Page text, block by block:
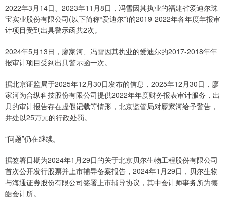
2022年3月14日、2023年11月8日，冯雪因其执业的福建省爱迪尔珠
宝实业股份有限公司(以下简称“爱迪尔”)的2019-2022年各年度年报审
计项目受到出具警示函共2次。
2024年5月13日，廖家河、冯雪因其执业的爱迪尔的2017-2018年年
报审计项目受到出具警示函一次。
据北京证监局于2025年12月30日发布的信息，2025年12月30日，廖
家河为合纵科技股份有限公司提供2022年年度财务报表审计服务，出
具的审计报告存在虚假记载等情形，北京监管局对廖家河给予警告，
并处以25万元的行政处罚。
“问题”仍在继续。
据签署日期为2024年1月29日的关于北京贝尔生物工程股份有限公司
首次公开发行股票并上市辅导备案报告，2024年1月29日，贝尔生物
与海通证券股份有限公司签署上市辅导协议，其中会计师事务所为德
皓会计所。